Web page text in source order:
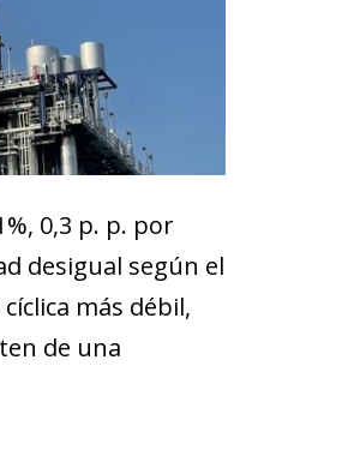
0,3 p. p. por
desigual según el
más débil,
de una